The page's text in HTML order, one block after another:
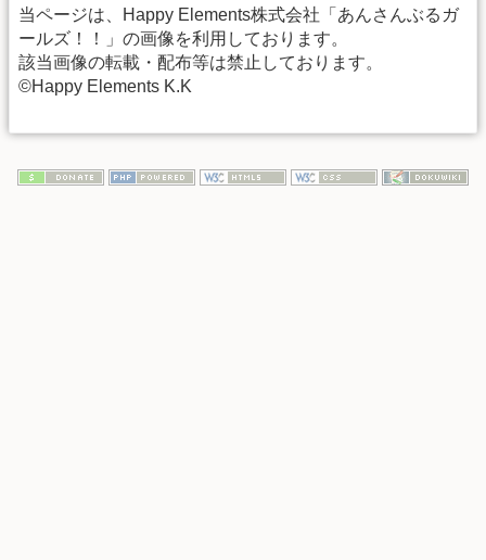
当ページは、Happy Elements株式会社「あんさんぶるガ
ールズ！！」の画像を利用しております。
該当画像の転載・配布等は禁止しております。
©Happy Elements K.K